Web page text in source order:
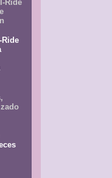
Ride